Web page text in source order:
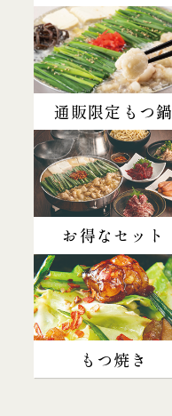
通販限定もつ鍋
お得なセット
もつ焼き